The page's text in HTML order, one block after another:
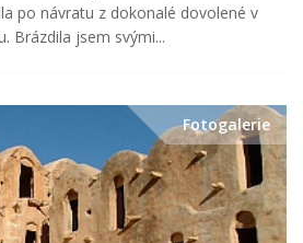
po návratu z dokonalé dovolené v
Brázdila jsem svými...
Fotogalerie